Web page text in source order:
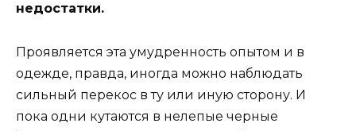
недостатки.
Проявляется эта умудренность опытом и в
одежде, правда, иногда можно наблюдать
сильный перекос в ту или иную сторону. И
пока одни кутаются в нелепые черные